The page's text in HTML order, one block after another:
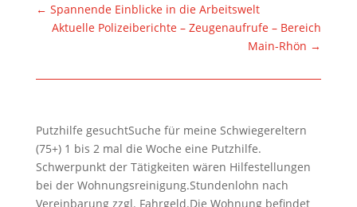
← Spannende Einblicke in die Arbeitswelt
Aktuelle Polizeiberichte – Zeugenaufrufe – Bereich
Main-Rhön →
Putzhilfe gesuchtSuche für meine Schwiegereltern
(75+) 1 bis 2 mal die Woche eine Putzhilfe.
Schwerpunkt der Tätigkeiten wären Hilfestellungen
bei der Wohnungsreinigung.Stundenlohn nach
Vereinbarung zzgl. Fahrgeld.Die Wohnung befindet